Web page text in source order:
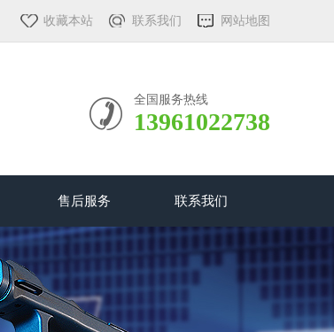
收藏本站 联系我们 网站地图
全国服务热线
13961022738
售后服务 联系我们